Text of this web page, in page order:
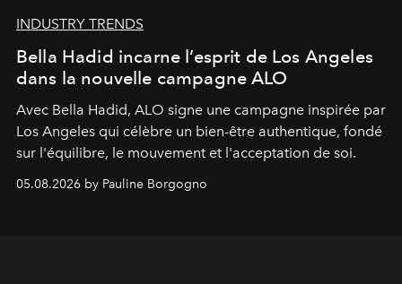
INDUSTRY TRENDS
Bella Hadid incarne l’esprit de Los Angeles
dans la nouvelle campagne ALO
Avec Bella Hadid, ALO signe une campagne inspirée par
Los Angeles qui célèbre un bien-être authentique, fondé
sur l'équilibre, le mouvement et l'acceptation de soi.
05.08.2026 by Pauline Borgogno